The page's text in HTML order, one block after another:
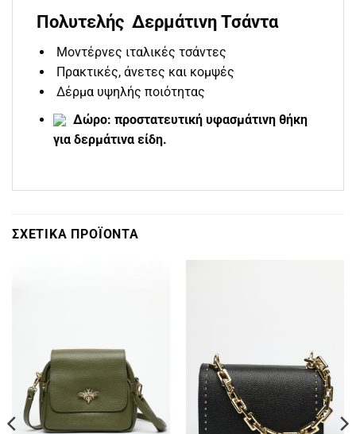
Πολυτελής Δερμάτινη Τσάντα
Μοντέρνες ιταλικές τσάντες
Πρακτικές, άνετες και κομψές
Δέρμα υψηλής ποιότητας
Δώρο: προστατευτική υφασμάτινη θήκη
για δερμάτινα είδη.
ΣΧΕΤΙΚΆ ΠΡΟΪΌΝΤΑ